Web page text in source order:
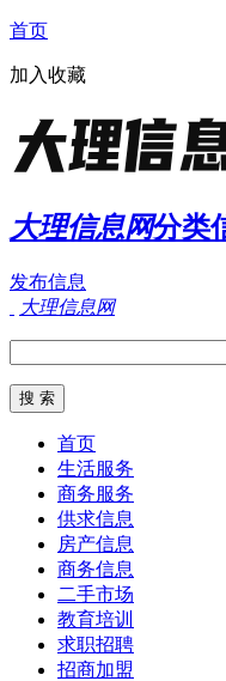
首页
加入收藏
大理信息网分类
发布信息
大理信息网
首页
生活服务
商务服务
供求信息
房产信息
商务信息
二手市场
教育培训
求职招聘
招商加盟